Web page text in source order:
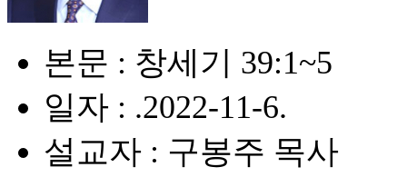
본문 : 창세기 39:1~5
일자 : .2022-11-6.
설교자 : 구봉주 목사